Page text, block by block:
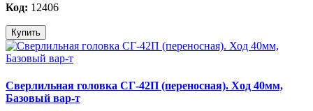
Код: 12406
Купить
Сверлильная головка СГ-42П (переносная). Ход 40мм,
Базовый вар-т